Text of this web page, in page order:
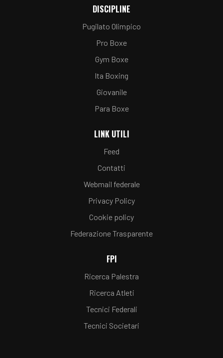
DISCIPLINE
Pugilato Olimpico
Pro Boxe
Gym Boxe
Ita Boxing
Giovanile
Para Boxe
LINK UTILI
Feed
Contatti
Webmail federale
Privacy Policy
Cookie policy
Federazione Trasparente
FPI
Ricerca Palestra
Ricerca Atleti
Tecnici Federali
Tecnici Societari